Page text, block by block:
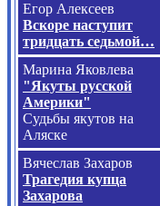
Егор Алексеев
Вскоре наступит
тридцать седьмой…
Марина Яковлева
"Якуты русской
Америки"
Судьбы якутов на
Аляске
Вячеслав Захаров
Трагедия купца
Захарова